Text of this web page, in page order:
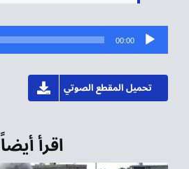
مشغل
الصوت
00:00
تحميل المقطع الصوتي
اقرأ أيضاً